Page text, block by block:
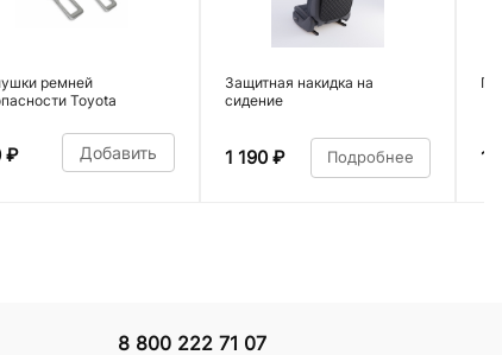
ремней
Toyota
₽ Добавить
Защитная накидка на
сидение
1 190 ₽ Подробнее 1
8 800 222 71 07